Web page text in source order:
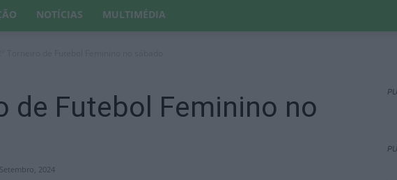
NOTÍCIAS MULTIMÉDIA
de Futebol Feminino no
2024